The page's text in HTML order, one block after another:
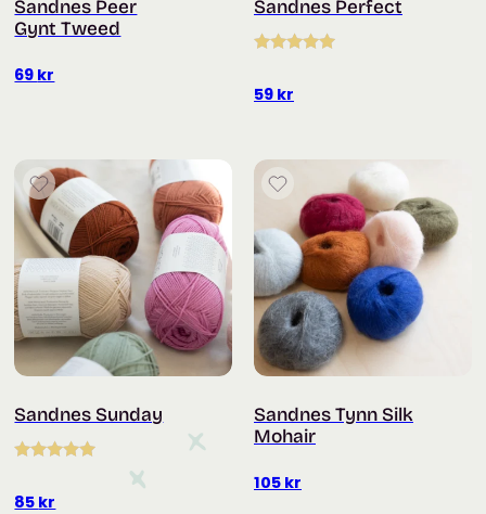
Sandnes Peer
Gynt Tweed
69 kr
Sandnes Perfect
av 5
59 kr
Sandnes Sunday
av 5
85 kr
Sandnes Tynn Silk
Mohair
105 kr